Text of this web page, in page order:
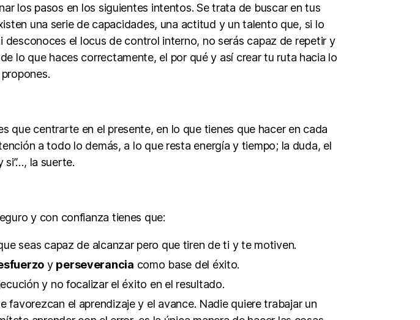
los pasos en los siguientes intentos. Se trata de buscar en tus
una serie de capacidades, una actitud y un talento que, si lo
el locus de control interno, no serás capaz de repetir y
lo que haces correctamente, el por qué y así crear tu ruta hacia lo
que centrarte en el presente, en lo que tienes que hacer en cada
a todo lo demás, a lo que resta energía y tiempo; la duda, el
si”…, la suerte.
y con confianza tienes que:
seas capaz de alcanzar pero que tiren de ti y te motiven.
y perseverancia como base del éxito.
y no focalizar el éxito en el resultado.
favorezcan el aprendizaje y el avance. Nadie quiere trabajar un